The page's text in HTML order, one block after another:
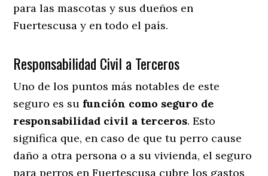
para las mascotas y sus dueños en
Fuertescusa y en todo el país.
Responsabilidad Civil a Terceros
Uno de los puntos más notables de este
seguro es su función como seguro de
responsabilidad civil a terceros. Esto
significa que, en caso de que tu perro cause
daño a otra persona o a su vivienda, el seguro
para perros en Fuertescusa cubre los gastos